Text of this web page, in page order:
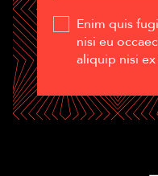
Enim quis
nisi eu
aliquip nisi